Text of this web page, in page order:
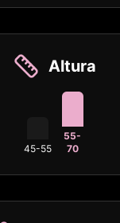
Altura
45-55
55-
70